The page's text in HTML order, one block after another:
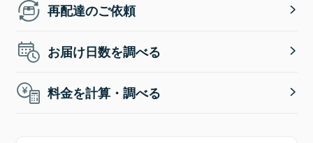
再配達のご依頼
お届け日数を調べる
料金を計算・調べる